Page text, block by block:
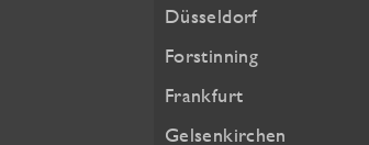
Düsseldorf
Forstinning
Frankfurt
Gelsenkirchen